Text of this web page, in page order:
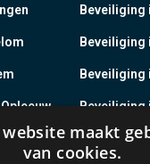
Beveiliging
Beveiliging
Beveiliging
Beveiliging
Beveiliging
website maakt
van cookies.